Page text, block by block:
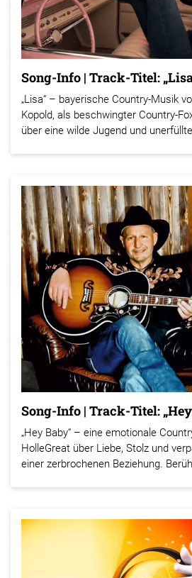
Song-Info | Track-Titel:
„Lisa“ – bayerische Country-Musik
Kopold, als beschwingter Country-
über eine wilde Jugend und
Song-Info | Track-Titel:
„Hey Baby“ – eine emotionale
HolleGreat über Liebe, Stolz und
einer zerbrochenen Beziehung.